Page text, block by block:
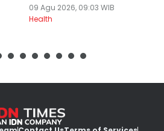
09 Agu 2026, 09:03 WIB
Health